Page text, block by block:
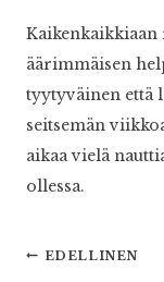
Kaikenkaikkiaan
äärimmäisen
tyytyväinen että
seitsemän
aikaa vielä
ollessa.
EDELLINEN